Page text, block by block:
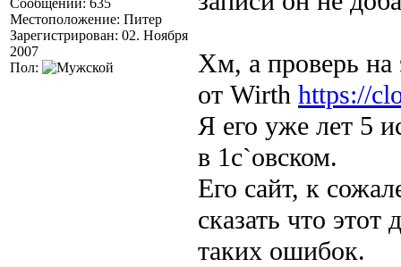
Сообщений: 635
Местоположение: Питер
Зарегистрирован: 02. Ноября
2007
Пол:
Хм, а проверь на
от Wirth https://
Я его уже лет 5
в 1с`овском.
Его сайт, к
сказать что
таких ошибок.